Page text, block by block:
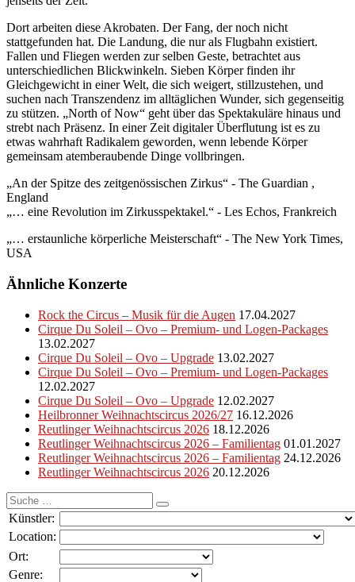
Dort arbeiten diese Akrobaten. Der Fang, der noch nicht
stattgefunden hat. Die Landung, die nur als Flugbahn existiert.
Fallen und Fliegen werden zur selben Geste, betrachtet aus
unterschiedlichen Blickwinkeln. Sieben Körper finden ihr
Gleichgewicht in einer Welt, die sich weigert, stillzustehen, und
suchen nach Transzendenz im alltäglichen Wunder, sich gegenseitig
zu stützen. „North of Now“ geht über das Spektakuläre hinaus und
strebt nach Präsenz. In einer Zeit digitaler Überflutung ist es zu
etwas wahrhaft Radikalem geworden, wenn lebende Körper
gemeinsam atemberaubende Dinge vollbringen.
„An der Spitze des zeitgenössischen Zirkus“ - The Guardian ,
England
„… eine Revolution im Zirkusspektakel.“ - Les Echos, Frankreich
„… erstaunliche körperliche Meisterschaft“ - The New York Times,
USA
Ähnliche Konzerte
Rock the Circus – Musik für die Augen 17.04.2027
Cirque Du Soleil – Ovo – Premium- und Logen-Packages
13.02.2027
Cirque Du Soleil – Ovo – Upgrade 13.02.2027
Cirque Du Soleil – Ovo – Premium- und Logen-Packages
12.02.2027
Cirque Du Soleil – Ovo – Upgrade 12.02.2027
Heilbronner Weihnachtscircus 2026/27 16.12.2026
Reutlinger Weihnachtscircus 2026 18.12.2026
Reutlinger Weihnachtscircus 2026 – Familientag 01.01.2027
Reutlinger Weihnachtscircus 2026 – Familientag 24.12.2026
Reutlinger Weihnachtscircus 2026 20.12.2026
Suche
nach:
Künstler:
Location:
Ort:
Genre: